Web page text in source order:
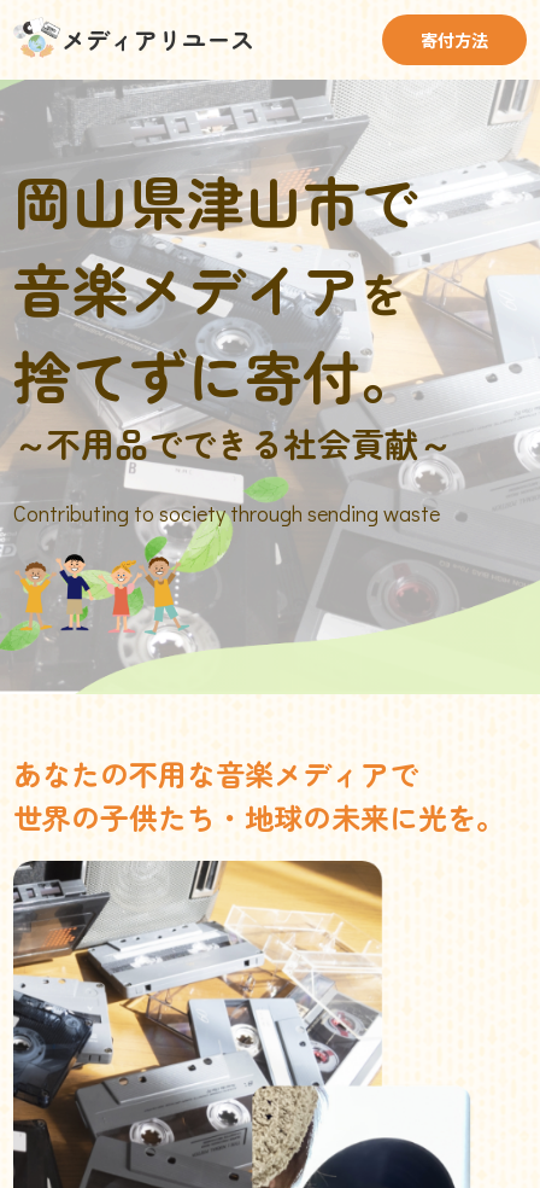
メディアリユース 寄付方法
岡山県津山市で
音楽メデイアを
捨てずに寄付。
～不用品でできる社会貢献～
Contributing to society through sending waste
あなたの不用な音楽メディアで
世界の子供たち・地球の未来に光を。